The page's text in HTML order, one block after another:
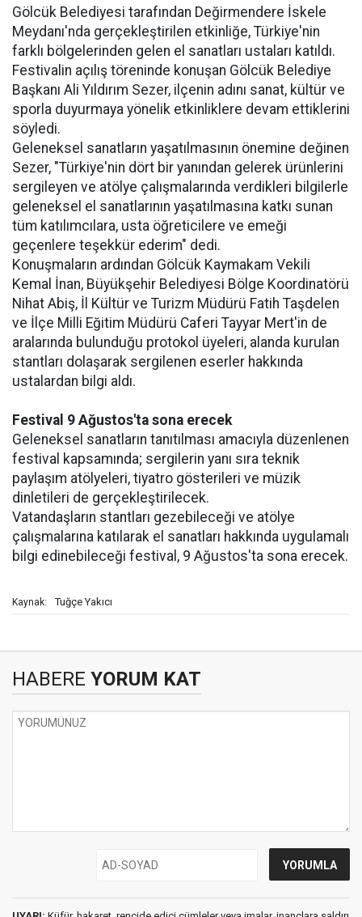
Gölcük Belediyesi tarafından Değirmendere İskele
Meydanı'nda gerçekleştirilen etkinliğe, Türkiye'nin
farklı bölgelerinden gelen el sanatları ustaları katıldı.
Festivalin açılış töreninde konuşan Gölcük Belediye
Başkanı Ali Yıldırım Sezer, ilçenin adını sanat, kültür ve
sporla duyurmaya yönelik etkinliklere devam ettiklerini
söyledi.
Geleneksel sanatların yaşatılmasının önemine değinen
Sezer, "Türkiye'nin dört bir yanından gelerek ürünlerini
sergileyen ve atölye çalışmalarında verdikleri bilgilerle
geleneksel el sanatlarının yaşatılmasına katkı sunan
tüm katılımcılara, usta öğreticilere ve emeği
geçenlere teşekkür ederim" dedi.
Konuşmaların ardından Gölcük Kaymakam Vekili
Kemal İnan, Büyükşehir Belediyesi Bölge Koordinatörü
Nihat Abiş, İl Kültür ve Turizm Müdürü Fatih Taşdelen
ve İlçe Milli Eğitim Müdürü Caferi Tayyar Mert'in de
aralarında bulunduğu protokol üyeleri, alanda kurulan
stantları dolaşarak sergilenen eserler hakkında
ustalardan bilgi aldı.
Festival 9 Ağustos'ta sona erecek
Geleneksel sanatların tanıtılması amacıyla düzenlenen
festival kapsamında; sergilerin yanı sıra teknik
paylaşım atölyeleri, tiyatro gösterileri ve müzik
dinletileri de gerçekleştirilecek.
Vatandaşların stantları gezebileceği ve atölye
çalışmalarına katılarak el sanatları hakkında uygulamalı
bilgi edinebileceği festival, 9 Ağustos'ta sona erecek.
Kaynak: Tuğçe Yakıcı
HABERE YORUM KAT